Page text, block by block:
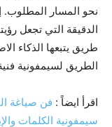
نحو المسار المطلوب.
الدقيقة التي تجعل
طريق يتبعها الذكاء
الطريق لسيمفونية
اقرأ ايضاً : فن صياغة
سيمفونية الكلمات